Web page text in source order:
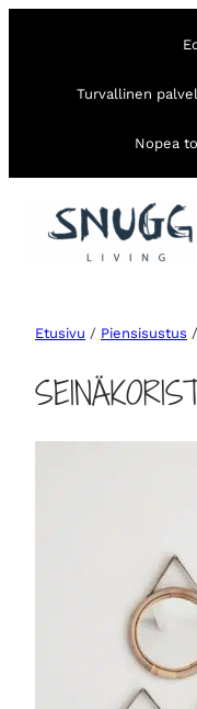
Turvallinen
Nopea
Etusivu / Piensisustus